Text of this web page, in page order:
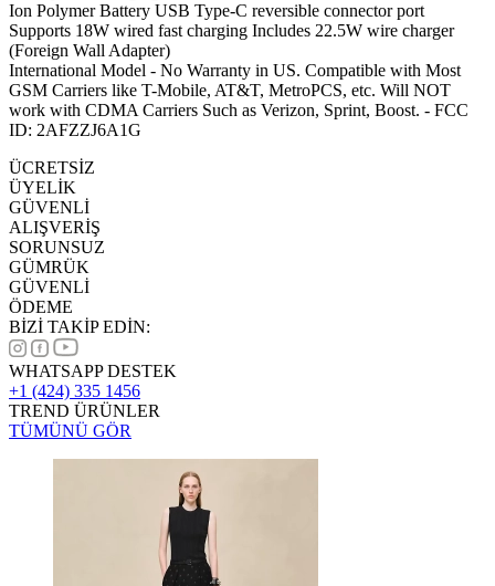
Ion Polymer Battery USB Type-C reversible connector port
Supports 18W wired fast charging Includes 22.5W wire charger
(Foreign Wall Adapter)
International Model - No Warranty in US. Compatible with Most
GSM Carriers like T-Mobile, AT&T, MetroPCS, etc. Will NOT
work with CDMA Carriers Such as Verizon, Sprint, Boost. - FCC
ID: 2AFZZJ6A1G
ÜCRETSİZ
ÜYELİK
GÜVENLİ
ALIŞVERİŞ
SORUNSUZ
GÜMRÜK
GÜVENLİ
ÖDEME
BİZİ TAKİP EDİN:
WHATSAPP DESTEK
+1 (424) 335 1456
TREND ÜRÜNLER
TÜMÜNÜ GÖR